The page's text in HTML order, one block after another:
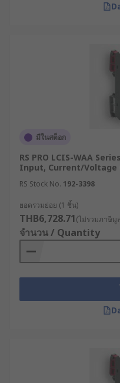
มีในสต็อก
RS PRO LCIS-WAA
Input, Current/Voltage
RS Stock No. 192-3398
ยอดรวมย่อย (1 ชิ้น)
THB6,728.71(ไม่รวมภาษีมู
จำนวน / Quantity